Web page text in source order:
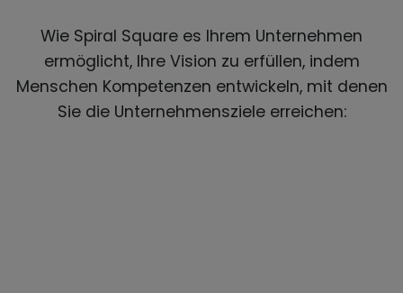
Wie Spiral Square es Ihrem Unternehmen
ermöglicht, Ihre Vision zu erfüllen, indem
Menschen Kompetenzen entwickeln, mit denen
Sie die Unternehmensziele erreichen: